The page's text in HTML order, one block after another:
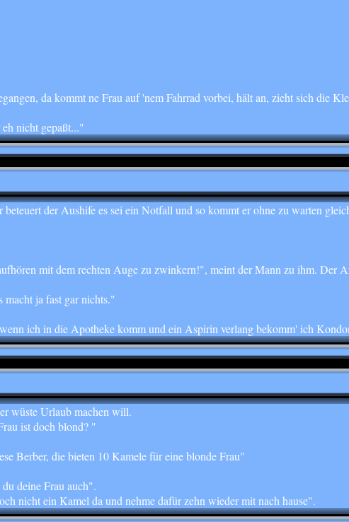
da kommt ne Frau auf 'nem Fahrrad vorbei, hält an, zieht sich die
nicht gepaßt..."
der Aushife es sei ein Notfall und so kommt er ohne zu warten
mit dem rechten Auge zu zwinkern!", meint der Mann zu ihm. Der
ja fast gar nichts."
ich in die Apotheke komm und ein Aspirin verlang bekomm' ich
wüste Urlaub machen will.
ist doch blond? "
Berber, die bieten 10 Kamele für eine blonde Frau"
deine Frau auch".
nicht ein Kamel da und nehme dafür zehn wieder mit nach hause".